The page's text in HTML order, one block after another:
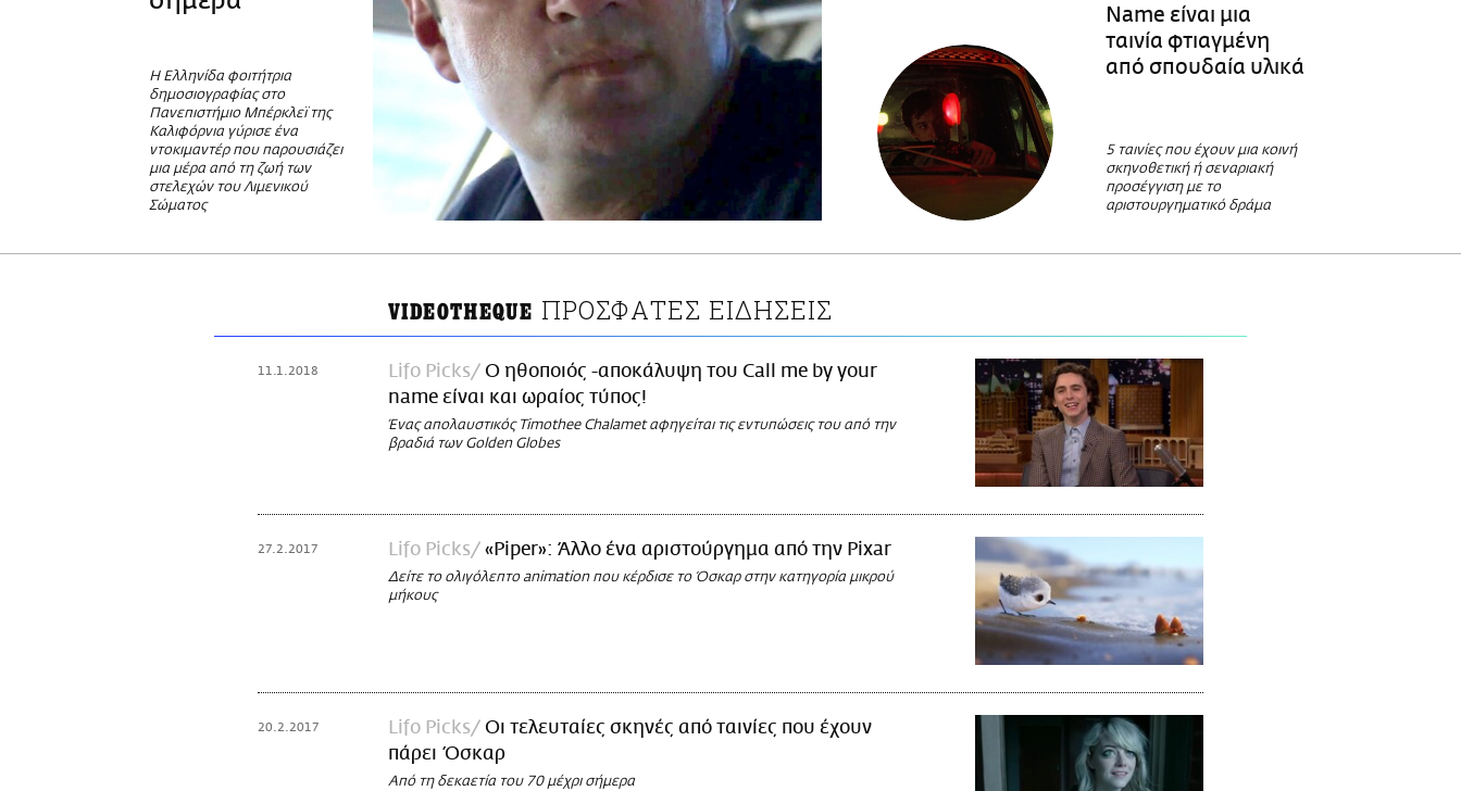
Η Ελληνίδα φοιτήτρια
δημοσιογραφίας στο
Πανεπιστήμιο Μπέρκλεϊ της
Καλιφόρνια γύρισε ένα
ντοκιμαντέρ που παρουσιάζει
μια μέρα από τη ζωή των
στελεχών του Λιμενικού
Σώματος
Name είναι μια
ταινία φτιαγμένη
από σπουδαία υλικά
5 ταινίες που έχουν μια κοινή
σκηνοθετική ή σεναριακή
προσέγγιση με το
αριστουργηματικό δράμα
VIDEOTHEQUE ΠΡΟΣΦΑΤΕΣ ΕΙΔΗΣΕΙΣ
11.1.2018 Lifo Picks
Ο ηθοποιός -αποκάλυψη του Call me by your
name είναι και ωραίος τύπος!
Ένας απολαυστικός Timothee Chalamet αφηγείται τις εντυπώσεις του από την
βραδιά των Golden Globes
27.2.2017 Lifo Picks «Piper»: Άλλο ένα αριστούργημα από την Pixar
Δείτε το ολιγόλεπτο animation που κέρδισε το Όσκαρ στην κατηγορία μικρού
μήκους
20.2.2017 Lifo Picks
Οι τελευταίες σκηνές από ταινίες που έχουν
πάρει Όσκαρ
Από τη δεκαετία του 70 μέχρι σήμερα